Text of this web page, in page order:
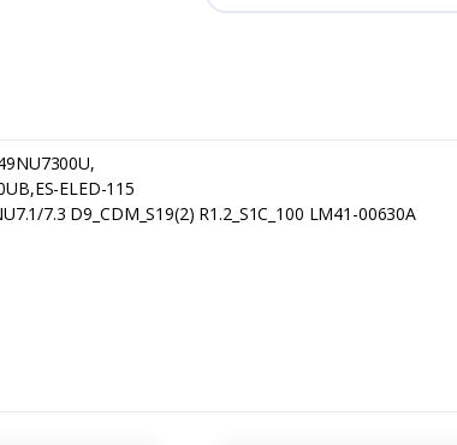
ELED-115
7.3 D9_CDM_S19(2) R1.2_S1C_100 LM41-00630A